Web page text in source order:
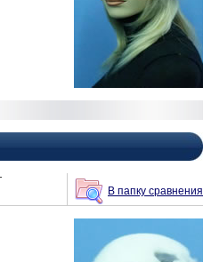
В папку сравнения